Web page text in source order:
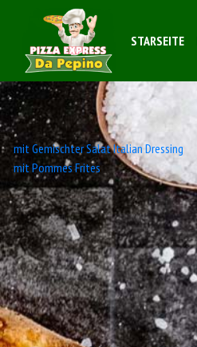
STARSEITE
Beitrags-
Navigation
mit Gemischter Salat Italian Dressing
mit Pommes Frites